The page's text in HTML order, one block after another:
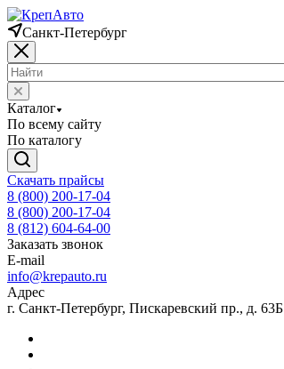
Санкт-Петербург
Каталог
По всему сайту
По каталогу
Скачать прайсы
8 (800) 200-17-04
8 (800) 200-17-04
8 (812) 604-64-00
Заказать звонок
E-mail
info@krepauto.ru
Адрес
г. Санкт-Петербург, Пискаревский пр., д. 63Б